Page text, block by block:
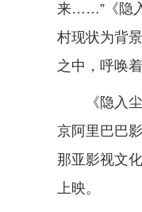
来……”《隐
村现状为背
之中，呼唤
《隐入
京阿里巴巴
那亚影视文
上映。